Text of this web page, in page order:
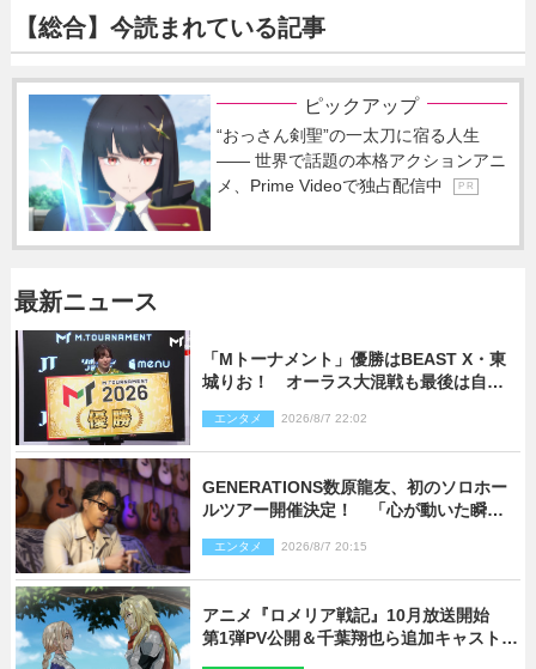
【総合】今読まれている記事
ピックアップ
“おっさん剣聖”の一太刀に宿る人生
―― 世界で話題の本格アクションアニ
メ、Prime Videoで独占配信中
P R
最新ニュース
「Mトーナメント」優勝はBEAST X・東
城りお！ オーラス大混戦も最後は自ら
エンタメ 2026/8/7 22:02
GENERATIONS数原龍友、初のソロホー
ルツアー開催決定！ 「心が動いた瞬間
エンタメ 2026/8/7 20:15
アニメ『ロメリア戦記』10月放送開始
第1弾PV公開＆千葉翔也ら追加キャスト4